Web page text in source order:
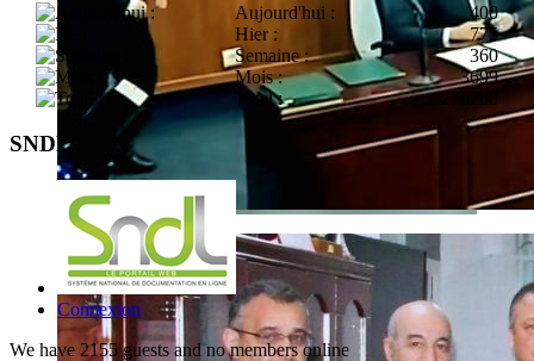
Aujourd'hui :
400
Hier :
775
Semaine :
360
Mois :
3699
Total :
276200
SNDL
Connexion
We have 2155 guests and no members online